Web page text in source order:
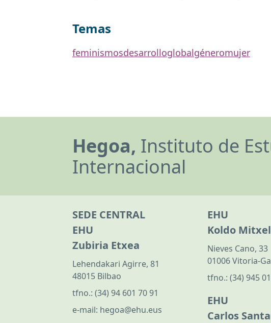
Temas
feminismosdesarrolloglobalgéneromujer
Hegoa, Instituto de
Internacional
SEDE CENTRAL
EHU
Zubiria Etxea
Lehendakari Agirre, 81
48015 Bilbao
tfno.: (34) 94 601 70 91
e-mail: hegoa@ehu.eus
EHU
Koldo
Nieves Cano, 33
01006 Vitoria-
tfno.: (34) 945
EHU
Carlos